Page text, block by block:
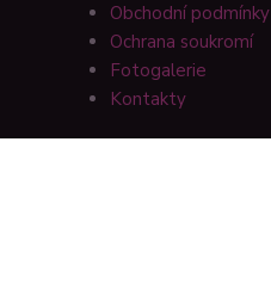
Obchodní podmínky
Ochrana soukromí
Fotogalerie
Kontakty